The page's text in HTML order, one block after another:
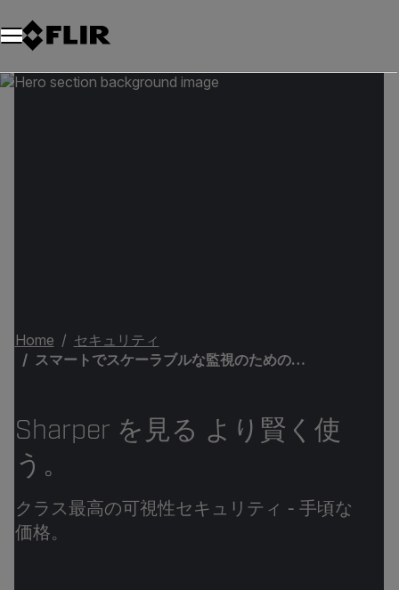
Home
セキュリティ
スマートでスケーラブルな監視のためのプロフェッショナルな可視セキュリティカメラ | フリアーシステムズ
Sharper を見る より賢く使
う。
クラス最高の可視性セキュリティ - 手頃な
価格。